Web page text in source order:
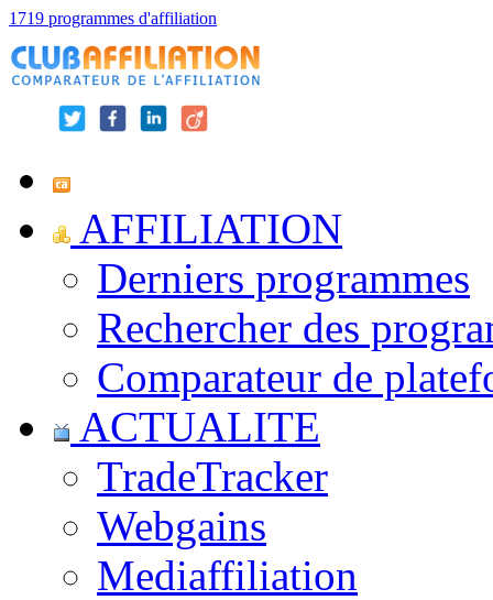
1719 programmes d'affiliation
AFFILIATION
Derniers programmes
Rechercher des
Comparateur de
ACTUALITE
TradeTracker
Webgains
Mediaffiliation